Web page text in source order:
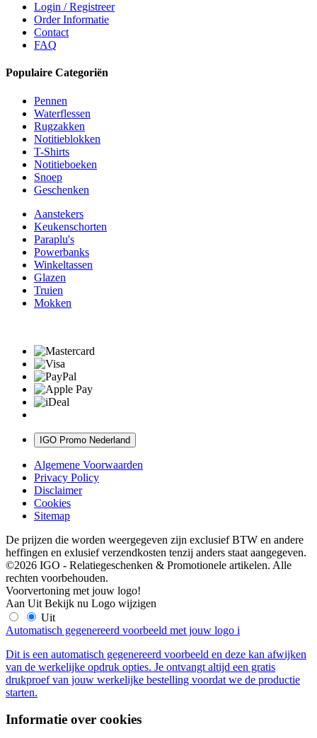
Login / Registreer
Order Informatie
Contact
FAQ
Populaire Categoriën
Pennen
Waterflessen
Rugzakken
Notitieblokken
T-Shirts
Notitieboeken
Snoep
Geschenken
Aanstekers
Keukenschorten
Paraplu's
Powerbanks
Winkeltassen
Glazen
Truien
Mokken
IGO Promo Nederland
Algemene Voorwaarden
Privacy Policy
Disclaimer
Cookies
Sitemap
De prijzen die worden weergegeven zijn exclusief BTW en andere
heffingen en exlusief verzendkosten tenzij anders staat aangegeven.
©2026 IGO - Relatiegeschenken & Promotionele artikelen. Alle
rechten voorbehouden.
Voorvertoning met jouw logo!
Aan Uit Bekijk nu Logo wijzigen
Uit
Automatisch gegenereerd voorbeeld met jouw logo i
Dit is een automatisch gegenereerd voorbeeld en deze kan afwijken
van de werkelijke opdruk opties. Je ontvangt altijd een gratis
drukproef van jouw werkelijke bestelling voordat we de productie
starten.
Informatie over cookies